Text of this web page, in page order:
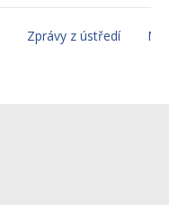
Zprávy z ústředí